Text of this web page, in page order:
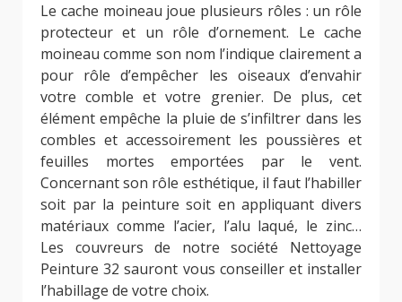
Le cache moineau joue plusieurs rôles : un rôle
protecteur et un rôle d’ornement. Le cache
moineau comme son nom l’indique clairement a
pour rôle d’empêcher les oiseaux d’envahir
votre comble et votre grenier. De plus, cet
élément empêche la pluie de s’infiltrer dans les
combles et accessoirement les poussières et
feuilles mortes emportées par le vent.
Concernant son rôle esthétique, il faut l’habiller
soit par la peinture soit en appliquant divers
matériaux comme l’acier, l’alu laqué, le zinc…
Les couvreurs de notre société Nettoyage
Peinture 32 sauront vous conseiller et installer
l’habillage de votre choix.